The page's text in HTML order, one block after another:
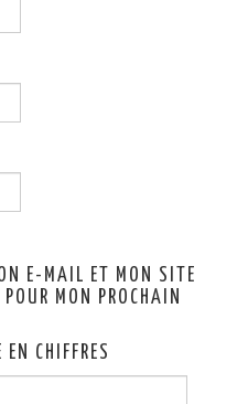
E-MAIL ET MON SITE
MON PROCHAIN
CHIFFRES